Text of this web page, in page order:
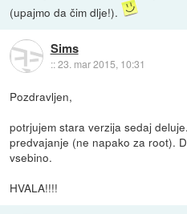
(upajmo da čim dlje!).
Sims
::23. mar 2015, 10:31
Pozdravljen,
potrjujem stara verzija sedaj
predvajanje (ne napako za root).
vsebino.
HVALA!!!!